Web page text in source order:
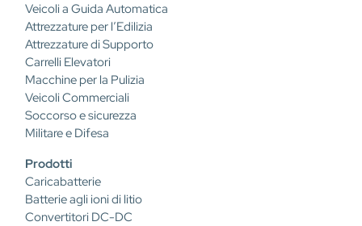
Veicoli a Guida Automatica
Attrezzature per l’Edilizia
Attrezzature di Supporto
Carrelli Elevatori
Macchine per la Pulizia
Veicoli Commerciali
Soccorso e sicurezza
Militare e Difesa
Prodotti
Caricabatterie
Batterie agli ioni di litio
Convertitori DC-DC